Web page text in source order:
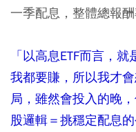
一季配息，整體總報酬
「以高息ETF而言，
我都要賺，所以我才
局，雖然會投入的晚
股邏輯＝挑穩定配息